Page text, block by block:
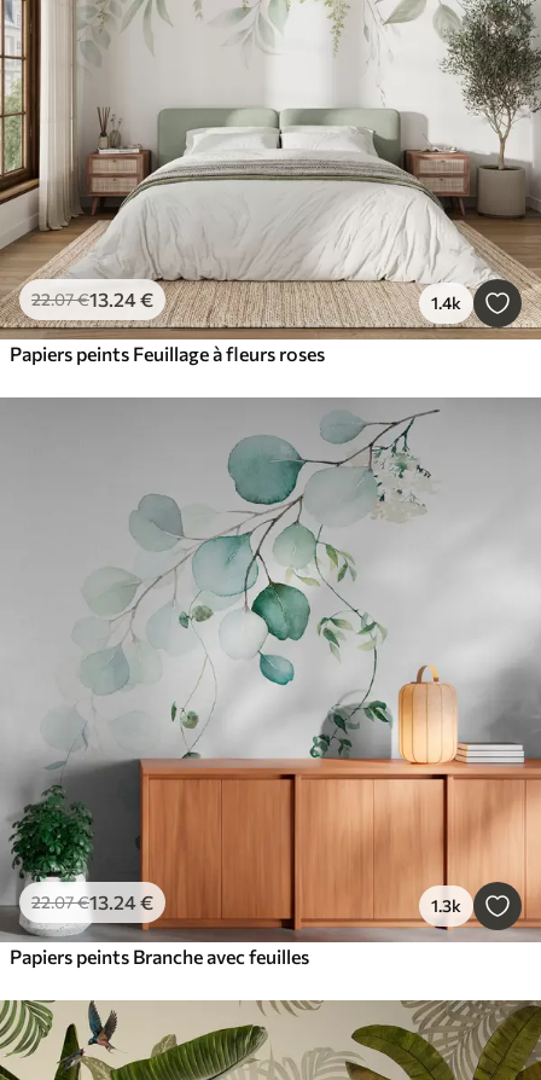
22.07€13.24€ 1.4k
Papiers peints Feuillage à fleurs roses
22.07€13.24€ 1.3k
Papiers peints Branche avec feuilles